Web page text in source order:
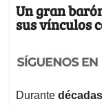
Un gran
sus vínculos
Durante décadas